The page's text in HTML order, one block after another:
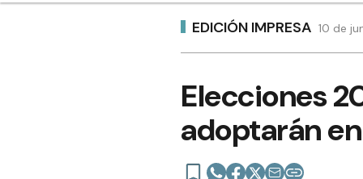
EDICIÓN IMPRESA 10 de
Elecciones
adoptarán